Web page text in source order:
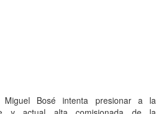
Bosé intenta presionar a la